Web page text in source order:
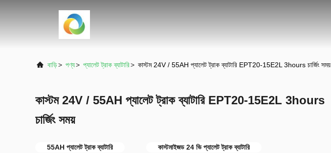
বাড়ি> পণ্য> প্যালেট ট্রাক ব্যাটারি> কাস্টম 24V / 55AH প্যালেট ট্রাক ব্যাটারি EPT20-15E2L 3hours চার্জিং সময়
কাস্টম 24V / 55AH প্যালেট ট্রাক ব্যাটারি EPT20-15E2L 3hours
চার্জিং সময়
55AH প্যালেট ট্রাক ব্যাটারি কাস্টমাইজড 24 ভি প্যালেট ট্রাক ব্যাটারি